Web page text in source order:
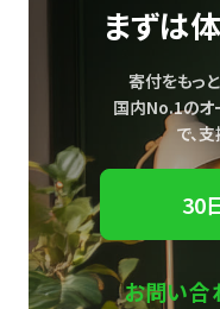
まずは
寄付をもっ
国内No.1のオ
で、支
30
お問い合